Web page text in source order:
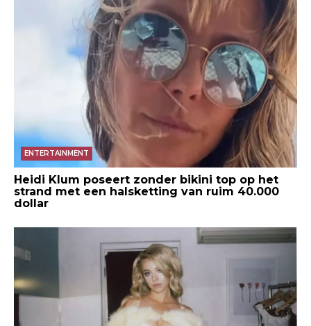
ENTERTAINMENT
Heidi Klum poseert zonder bikini top op het
strand met een halsketting van ruim 40.000
dollar